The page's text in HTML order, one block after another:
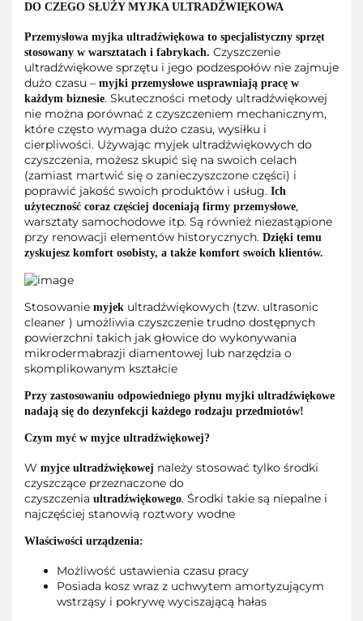
DO CZEGO SŁUŻY MYJKA ULTRADŹWIĘKOWA
Przemysłowa myjka ultradźwiękowa to specjalistyczny sprzęt
stosowany w warsztatach i fabrykach. Czyszczenie
ultradźwiękowe sprzętu i jego podzespołów nie zajmuje
dużo czasu – myjki przemysłowe usprawniają pracę w
każdym biznesie. Skuteczności metody ultradźwiękowej
nie można porównać z czyszczeniem mechanicznym,
które często wymaga dużo czasu, wysiłku i
cierpliwości. Używając myjek ultradźwiękowych do
czyszczenia, możesz skupić się na swoich celach
(zamiast martwić się o zanieczyszczone części) i
poprawić jakość swoich produktów i usług. Ich
użyteczność coraz częściej doceniają firmy przemysłowe,
warsztaty samochodowe itp. Są również niezastąpione
przy renowacji elementów historycznych. Dzięki temu
zyskujesz komfort osobisty, a także komfort swoich klientów.
Stosowanie myjek ultradźwiękowych (tzw. ultrasonic
cleaner ) umożliwia czyszczenie trudno dostępnych
powierzchni takich jak głowice do wykonywania
mikrodermabrazji diamentowej lub narzędzia o
skomplikowanym kształcie
Przy zastosowaniu odpowiedniego płynu myjki ultradźwiękowe
nadają się do dezynfekcji każdego rodzaju przedmiotów!
Czym myć w myjce ultradźwiękowej?
W myjce ultradźwiękowej należy stosować tylko środki
czyszczące przeznaczone do
czyszczenia ultradźwiękowego. Środki takie są niepalne i
najczęściej stanowią roztwory wodne
Właściwości urządzenia:
Możliwość ustawienia czasu pracy
Posiada kosz wraz z uchwytem amortyzującym
wstrząsy i pokrywę wyciszającą hałas